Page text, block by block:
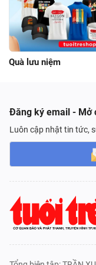
Quà lưu niệm
Đăng ký email - Mở
Luôn cập nhật tin tức,